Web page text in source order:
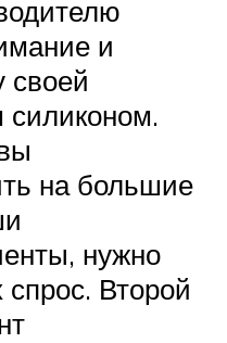
и
своей
силиконом.
на большие
нужно
Второй